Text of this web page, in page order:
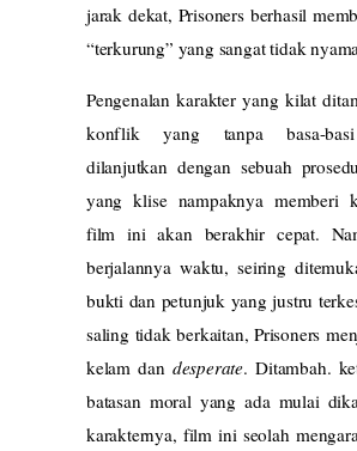
jarak dekat, Prisoners berhasil
“terkurung” yang sangat tidak
Pengenalan karakter yang kilat
konflik yang tanpa basa-
dilanjutkan dengan sebuah
yang klise nampaknya memberi
film ini akan berakhir cepat.
berjalannya waktu, seiring
bukti dan petunjuk yang justru
saling tidak berkaitan, Prisoners
kelam dan desperate. Ditambah.
batasan moral yang ada mulai
karakternya, film ini seolah